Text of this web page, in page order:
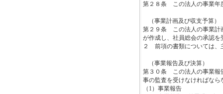
第２８条 この法人の
（事業計画及び収支予算
第２９条 この法人の事業計
が作成し、社員総会の承認
２ 前項の書類については、
（事業報告及び決算）
第３０条 この法人の事業報
事の監査を受けなければなら
（ 1 ）事業報告